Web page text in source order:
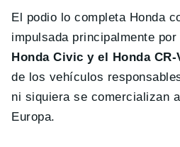
El podio lo completa Honda
impulsada principalmente
Honda Civic y el Honda CR-
de los vehículos
ni siquiera se comercializan
Europa.